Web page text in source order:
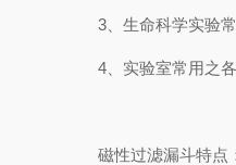
3、生命科学实验常
4、实验室常用之各
磁性过滤漏斗特点